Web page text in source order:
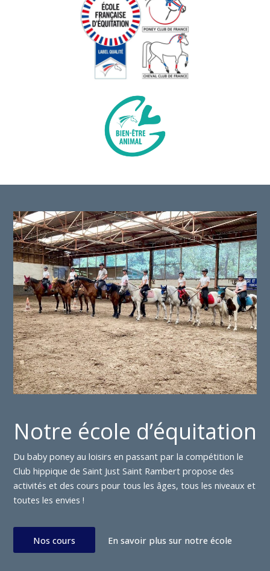
Notre école d’équitation
Du baby poney au loisirs en passant par la compétition le
Club hippique de Saint Just Saint Rambert propose des
activités et des cours pour tous les âges, tous les niveaux et
toutes les envies !
Nos cours En savoir plus sur notre école